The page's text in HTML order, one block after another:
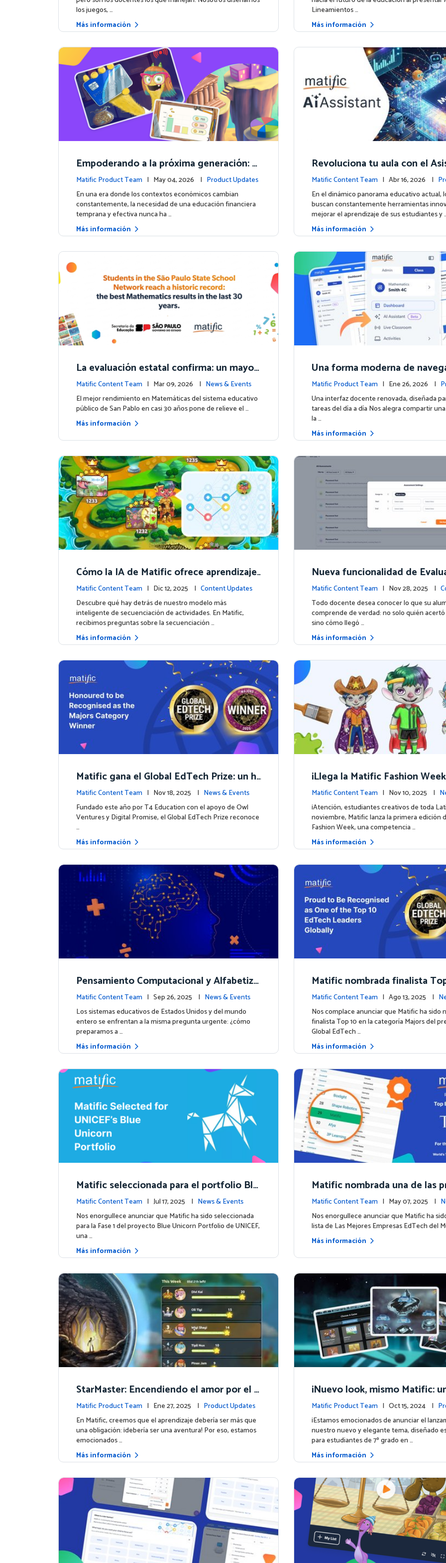
los juegos, …
Más información
Lineamientos …
Más información
Empoderando a la próxima generación: M
atific lanza un curso integral de Educació
n Financiera
Matific Product Team | May 04, 2026 | Product Updates
En una era donde los contextos económicos cambian
constantemente, la necesidad de una educación financiera
temprana y efectiva nunca ha …
Más información
Revoluciona tu aula con el
ente impulsado por IA de
Matific Content Team | Abr 16, 2026 |
En el dinámico panorama educativo actual,
buscan constantemente herramientas
mejorar el aprendizaje de sus estudiantes y
Más información
La evaluación estatal confirma: un mayor
uso de Matific se asocia con mejores res
ultados en matemáticas
Matific Content Team | Mar 09, 2026 | News & Events
El mejor rendimiento en Matemáticas del sistema educativo
público de San Pablo en casi 30 años pone de relieve el …
Más información
Una forma moderna de
ic
Matific Product Team | Ene 26, 2026 |
Una interfaz docente renovada, diseñada
tareas del día a día Nos alegra compartir
la …
Más información
Cómo la IA de Matific ofrece aprendizaje
personalizado en la Isla de Aventuras
Matific Content Team | Dic 12, 2025 | Content Updates
Descubre qué hay detrás de nuestro modelo más
inteligente de secuenciación de actividades. En Matific,
recibimos preguntas sobre la secuenciación …
Más información
Nueva funcionalidad de
scubre lo que tus
saben
Matific Content Team | Nov 28, 2025 |
Todo docente desea conocer lo que su
comprende de verdad: no solo quién
sino cómo llegó …
Más información
Matific gana el Global EdTech Prize: un hi
to para la educación digital en matemátic
as
Matific Content Team | Nov 18, 2025 | News & Events
Fundado este año por T4 Education con el apoyo de Owl
Ventures y Digital Promise, el Global EdTech Prize reconoce
…
Más información
¡Llega la Matific Fashion
próximo look de nuestros
Matific Content Team | Nov 10, 2025 |
¡Atención, estudiantes creativos de toda
noviembre, Matific lanza la primera edición
Fashion Week, una competencia …
Más información
Pensamiento Computacional y Alfabetiza
ción en Datos: Por qué las Matemáticas d
eben liderar el camino
Matific Content Team | Sep 26, 2025 | News & Events
Los sistemas educativos de Estados Unidos y del mundo
entero se enfrentan a la misma pregunta urgente: ¿cómo
preparamos a …
Más información
Matific nombrada finalista
mio inaugural Global EdTech
Matific Content Team | Ago 13, 2025 |
Nos complace anunciar que Matific ha sido
finalista Top 10 en la categoría Majors del
Global EdTech …
Más información
Matific seleccionada para el portfolio Blu
e Unicorn de UNICEF: Comienza una nuev
a etapa
Matific Content Team | Jul 17, 2025 | News & Events
Nos enorgullece anunciar que Matific ha sido seleccionada
para la Fase 1 del proyecto Blue Unicorn Portfolio de UNICEF,
una …
Más información
Matific nombrada una de las
mpresas EdTech del mundo
2025
Matific Content Team | May 07, 2025 |
Nos enorgullece anunciar que Matific ha
lista de Las Mejores Empresas EdTech del
Más información
StarMaster: Encendiendo el amor por el a
prendizaje a través de la competencia am
istosa
Matific Product Team | Ene 27, 2025 | Product Updates
En Matific, creemos que el aprendizaje debería ser más que
una obligación: ¡debería ser una aventura! Por eso, estamos
emocionados …
Más información
¡Nuevo look, mismo Matific:
cósmica de aprendizaje te
Matific Product Team | Oct 15, 2024 |
¡Estamos emocionados de anunciar el
nuestro nuevo y elegante tema, diseñado
para estudiantes de 7º grado en …
Más información